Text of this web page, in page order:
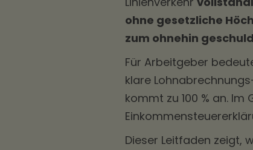
ohne gesetzliche
zum ohnehin
Für Arbeitgeber
klare
kommt zu 100 % an. Im
Dieser Leitfaden zeigt,